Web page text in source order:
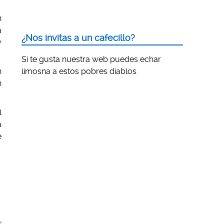
¿Nos invitas a un cafecillo?
Si te gusta nuestra web puedes echar
limosna a estos pobres diablos